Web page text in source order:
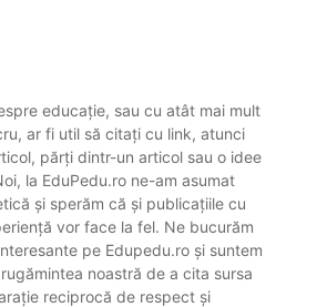
educație, sau cu atât mai mult
ar fi util să citați cu link, atunci
părți dintr-un articol sau o idee
la EduPedu.ro ne-am asumat
și sperăm că și publicațiile cu
vor face la fel. Ne bucurăm
pe Edupedu.ro și suntem
noastră de a cita sursa
reciprocă de respect și